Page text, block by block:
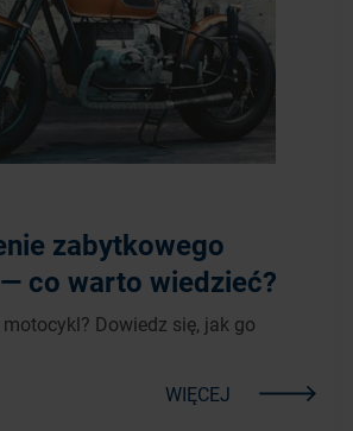
zabytkowego
co warto wiedzieć?
Dowiedz się, jak go
WIĘCEJ